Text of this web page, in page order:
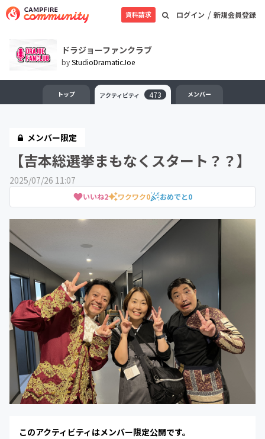
ログイン / 新規会員登録
資料請求
ドラジョーファンクラブ
byStudioDramaticJoe
トップ アクティビティ 473 メンバー
メンバー限定
【吉本総選挙まもなくスタート？？】
2025/07/26 11:07
いいね2 ワクワク0 おめでと0
このアクティビティはメンバー限定公開です。